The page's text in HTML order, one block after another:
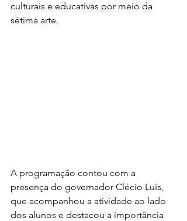
culturais e educativas por meio da
sétima arte.
A programação contou com a
presença do governador Clécio Luís,
que acompanhou a atividade ao lado
dos alunos e destacou a importância